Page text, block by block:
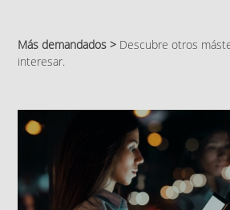
Más demandados > Descubre otros
interesar.